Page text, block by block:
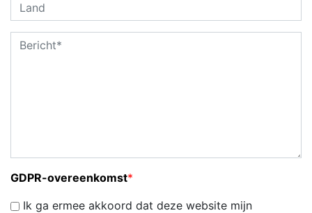
GDPR-overeenkomst*
Ik ga ermee akkoord dat deze website mijn